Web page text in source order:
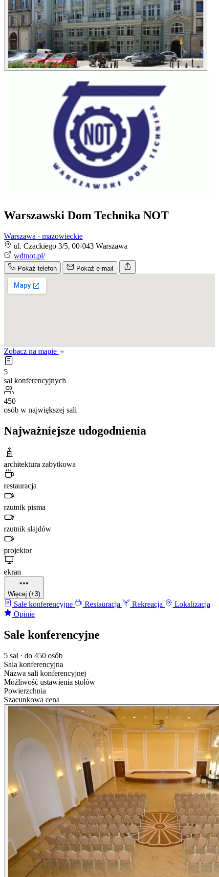
Warszawski Dom Technika NOT
Warszawa · mazowieckie
ul. Czackiego 3/5, 00-043 Warszawa
wdtnot.pl/
Pokaż telefon Pokaż e-mail
Zobacz na mapie
5
sal konferencyjnych
450
osób w największej sali
Najważniejsze udogodnienia
architektura zabytkowa
restauracja
rzutnik pisma
rzutnik slajdów
projektor
ekran
Więcej (+3)
Sale konferencyjne Restauracja Rekreacja
Lokalizacja
Opinie
Sale konferencyjne
5 sal · do 450 osób
Sala konferencyjna
Nazwa sali konferencyjnej
Możliwość ustawienia stołów
Powierzchnia
Szacunkowa cena